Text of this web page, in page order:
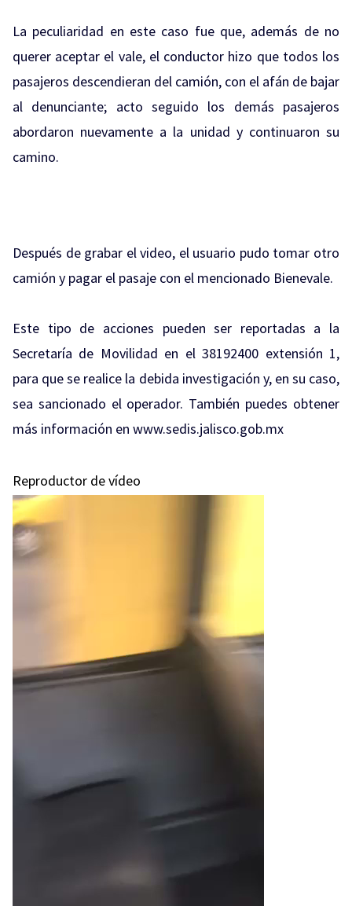
La peculiaridad en este caso fue que, además de no
querer aceptar el vale, el conductor hizo que todos los
pasajeros descendieran del camión, con el afán de bajar
al denunciante; acto seguido los demás pasajeros
abordaron nuevamente a la unidad y continuaron su
camino.
Después de grabar el video, el usuario pudo tomar otro
camión y pagar el pasaje con el mencionado Bienevale.
Este tipo de acciones pueden ser reportadas a la
Secretaría de Movilidad en el 38192400 extensión 1,
para que se realice la debida investigación y, en su caso,
sea sancionado el operador. También puedes obtener
más información en www.sedis.jalisco.gob.mx
Reproductor de vídeo